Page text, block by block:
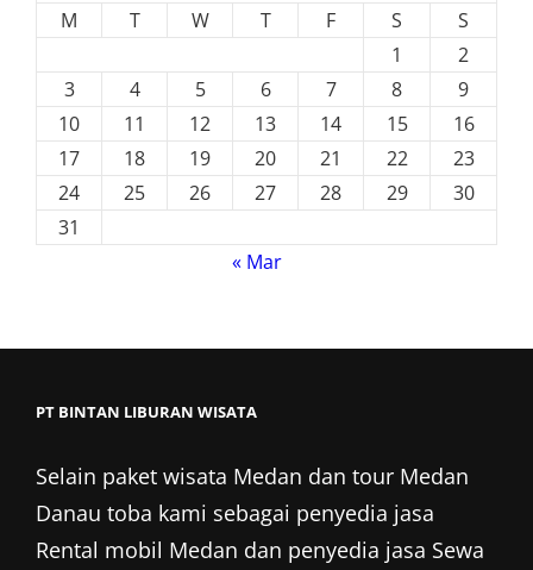
M
T W T F S
S
1
2
3
4 5 6 7 8
9
10
11 12 13 14 15
16
17
18 19 20 21 22
23
24
25 26 27 28 29
30
31
« Mar
PT BINTAN LIBURAN WISATA
Selain paket wisata Medan dan tour Medan
Danau toba kami sebagai penyedia jasa
Rental mobil Medan dan penyedia jasa Sewa